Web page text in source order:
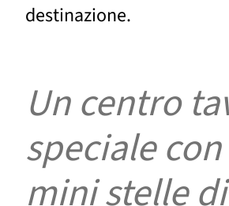
destinazione.
Un centro
speciale
mini stelle di